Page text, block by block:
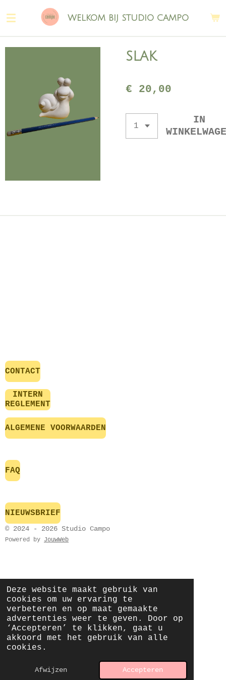
Deze website maakt gebruik van
cookies om uw ervaring te
verbeteren en op maat gemaakte
advertenties weer te geven. Door op
‘Accepteren’ te klikken, gaat u
akkoord met het gebruik van alle
cookies.
Afwijzen Accepteren
direct
de
WELKOM BIJ STUDIO CAMPO
slak
€ 20,00
IN
CONTACT
INTERN
REGLEMENT
ALGEMENE VOORWAARDEN
FAQ
NIEUWSBRIEF
© 2024 - 2026 Studio Campo
Powered by JouwWeb